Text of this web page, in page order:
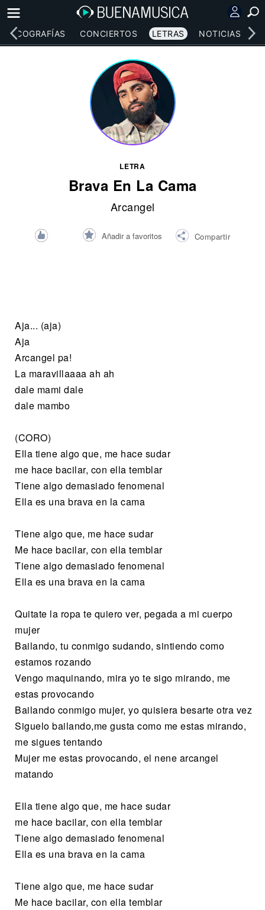
DISCOGRAFÍAS CONCIERTOS LETRAS NOTICIAS
LETRA
Brava En La Cama
Arcangel
Añadir a favoritos Compartir
Aja... (aja)
Aja
Arcangel pa!
La maravillaaaa ah ah
dale mami dale
dale mambo
(CORO)
Ella tiene algo que, me hace sudar
me hace bacilar, con ella temblar
Tiene algo demasiado fenomenal
Ella es una brava en la cama
Tiene algo que, me hace sudar
Me hace bacilar, con ella temblar
Tiene algo demasiado fenomenal
Ella es una brava en la cama
Quitate la ropa te quiero ver, pegada a mi cuerpo
mujer
Bailando, tu conmigo sudando, sintiendo como
estamos rozando
Vengo maquinando, mira yo te sigo mirando, me
estas provocando
Bailando conmigo mujer, yo quisiera besarte otra vez
Siguelo bailando,me gusta como me estas mirando,
me sigues tentando
Mujer me estas provocando, el nene arcangel
matando
Ella tiene algo que, me hace sudar
me hace bacilar, con ella temblar
Tiene algo demasiado fenomenal
Ella es una brava en la cama
Tiene algo que, me hace sudar
Me hace bacilar, con ella temblar